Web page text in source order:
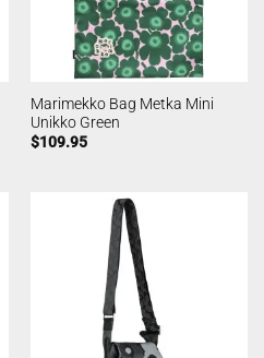
Marimekko Bag Metka Mini
Unikko Green
$109.95